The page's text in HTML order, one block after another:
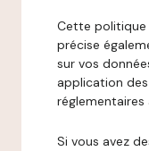
Cette
précise
sur vos
application
réglementaires
Si vous avez